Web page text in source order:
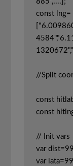
const lng=
//Split
const
const
// Init vars
var
var